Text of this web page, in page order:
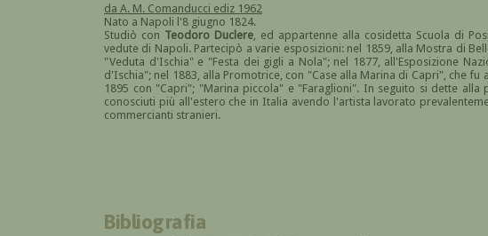
da A. M. Comanducci ediz 1962
Nato a Napoli l'8 giugno 1824.
Studiò con Teodoro Duclere , ed appartenne alla cosidetta Scuola di
vedute di Napoli. Partecipò a varie esposizioni: nel 1859, alla Mostra di
"Veduta d'Ischia" e "Festa dei gigli a Nola"; nel 1877, all'Esposizione
d'Ischia"; nel 1883, alla Promotrice, con "Case alla Marina di Capri", che fu
1895 con "Capri"; "Marina piccola" e "Faraglioni". In seguito si dette
conosciuti più all'estero che in Italia avendo l'artista lavorato
commercianti stranieri.
Bibliografia